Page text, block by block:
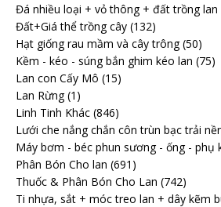
Đá nhiều loại + vỏ thông + đất trồng lan
Đất+Giá thể trồng cây (132)
Hạt giống rau mầm và cây trông (50)
Kềm - kéo - súng bắn ghim kéo lan (75)
Lan con Cấy Mô (15)
Lan Rừng (1)
Linh Tinh Khác (846)
Lưới che nắng chắn côn trùn bạc trải
Máy bơm - béc phun sương - ống - phụ
Phân Bón Cho lan (691)
Thuốc & Phân Bón Cho Lan (742)
Ti nhựa, sắt + móc treo lan + dây kẽm